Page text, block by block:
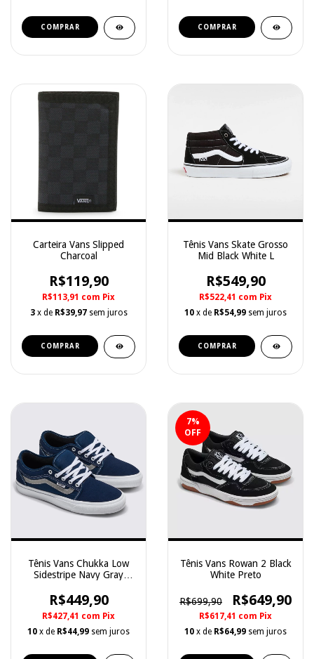
COMPRAR
Carteira Vans Slipped
Charcoal
R$119,90
R$113,91 com Pix
3 x de R$39,97 sem juros
COMPRAR
Tênis Vans Skate Grosso
Mid Black White L
R$549,90
R$522,41 com Pix
10 x de R$54,99 sem juros
COMPRAR
Tênis Vans Chukka Low
Sidestripe Navy Gray
R$449,90
R$427,41 com Pix
10 x de R$44,99 sem juros
7%
OFF
Tênis Vans Rowan 2 Black
White Preto
R$699,90 R$649,90
R$617,41 com Pix
10 x de R$64,99 sem juros